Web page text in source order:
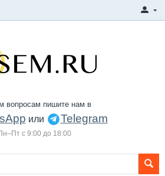
вопросам пишите нам в
или Telegram
с 9:00 до 18:00